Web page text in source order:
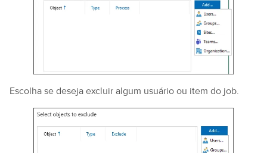
Escolha se deseja excluir algum usuário ou item do job.